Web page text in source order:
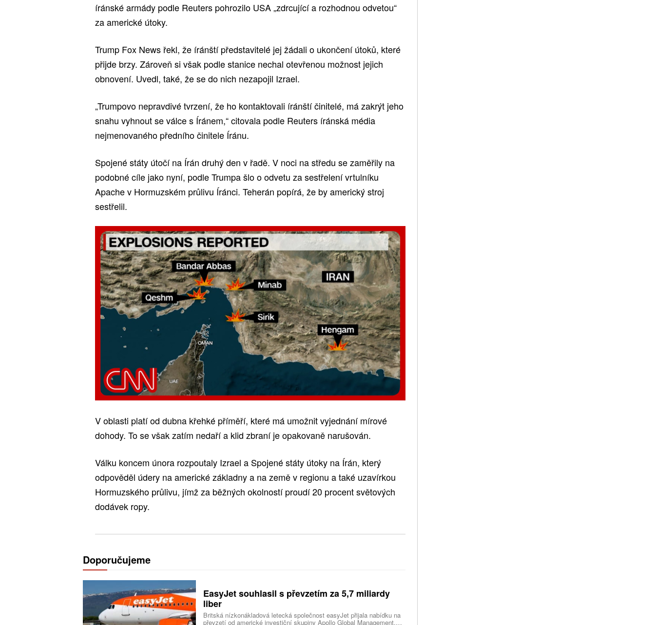
íránské armády podle Reuters pohrozilo USA „zdrcující a rozhodnou odvetou“
za americké útoky.
Trump Fox News řekl, že íránští představitelé jej žádali o ukončení útoků, které
přijde brzy. Zároveň si však podle stanice nechal otevřenou možnost jejich
obnovení. Uvedl, také, že se do nich nezapojil Izrael.
„Trumpovo nepravdivé tvrzení, že ho kontaktovali íránští činitelé, má zakrýt jeho
snahu vyhnout se válce s Íránem,“ citovala podle Reuters íránská média
nejmenovaného předního činitele Íránu.
Spojené státy útočí na Írán druhý den v řadě. V noci na středu se zaměřily na
podobné cíle jako nyní, podle Trumpa šlo o odvetu za sestřelení vrtulníku
Apache v Hormuzském průlivu Íránci. Teherán popírá, že by americký stroj
sestřelil.
V oblasti platí od dubna křehké příměří, které má umožnit vyjednání mírové
dohody. To se však zatím nedaří a klid zbraní je opakovaně narušován.
Válku koncem února rozpoutaly Izrael a Spojené státy útoky na Írán, který
odpověděl údery na americké základny a na země v regionu a také uzavírkou
Hormuzského průlivu, jímž za běžných okolností proudí 20 procent světových
dodávek ropy.
Doporučujeme
EasyJet souhlasil s převzetím za 5,7 miliardy
liber
Britská nízkonákladová letecká společnost easyJet přijala nabídku na
převzetí od americké investiční skupiny Apollo Global Management.